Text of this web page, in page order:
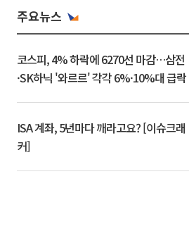
주요뉴스
코스피, 4% 하락에 6270선 마감…삼전
·SK하닉 '와르르' 각각 6%·10%대 급락
ISA 계좌, 5년마다 깨라고요? [이슈크래
커]